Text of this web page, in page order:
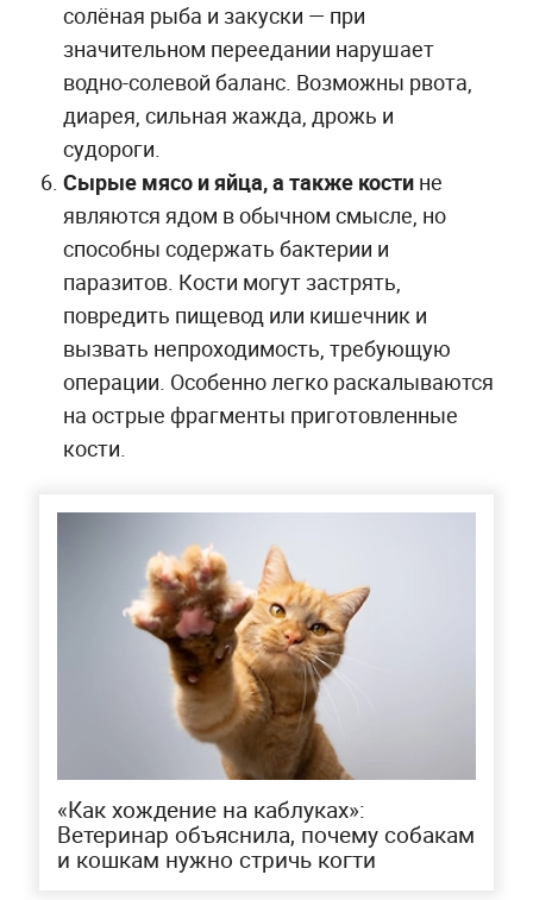
солёная рыба и закуски — при
значительном переедании нарушает
водно-солевой баланс. Возможны рвота,
диарея, сильная жажда, дрожь и
судороги.
Сырые мясо и яйца, а также костине
являются ядом в обычном смысле, но
способны содержать бактерии и
паразитов. Кости могут застрять,
повредить пищевод или кишечник и
вызвать непроходимость, требующую
операции. Особенно легко раскалываются
на острые фрагменты приготовленные
кости.
«Как хождение на каблуках»:
Ветеринар объяснила, почему собакам
и кошкам нужно стричь когти